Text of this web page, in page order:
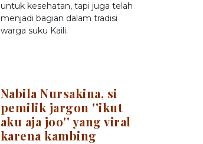
untuk kesehatan, tapi juga telah
menjadi bagian dalam tradisi
warga suku Kaili.
Nabila Nursakina, si
pemilik jargon ''ikut
aku aja joo'' yang viral
karena kambing